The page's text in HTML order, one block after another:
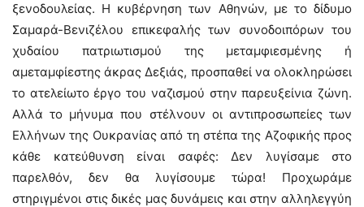
ξενοδουλείας. Η κυβέρνηση των Αθηνών, με το δίδυμο
Σαμαρά-Βενιζέλου επικεφαλής των συνοδοιπόρων του
χυδαίου πατριωτισμού της μεταμφιεσμένης ή
αμεταμφίεστης άκρας Δεξιάς, προσπαθεί να ολοκληρώσει
το ατελείωτο έργο του ναζισμού στην παρευξείνια ζώνη.
Αλλά το μήνυμα που στέλνουν οι αντιπροσωπείες των
Ελλήνων της Ουκρανίας από τη στέπα της Αζοφικής προς
κάθε κατεύθυνση είναι σαφές: Δεν λυγίσαμε στο
παρελθόν, δεν θα λυγίσουμε τώρα! Προχωράμε
στηριγμένοι στις δικές μας δυνάμεις και στην αλληλεγγύη